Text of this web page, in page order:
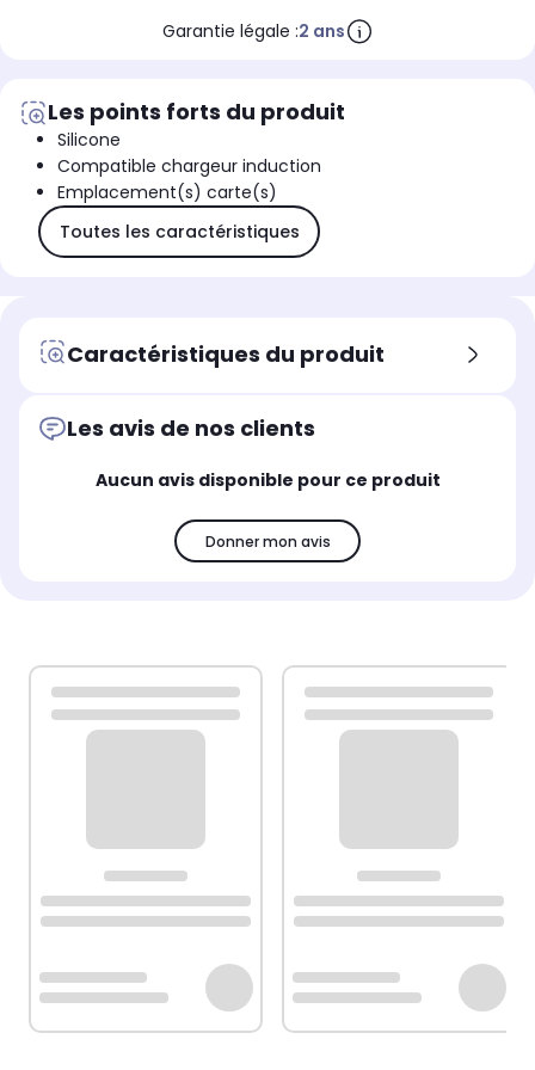
Garantie légale :2 ans
Les points forts du produit
Silicone
Compatible chargeur induction
Emplacement(s) carte(s)
Toutes les caractéristiques
Caractéristiques du produit
Les avis de nos clients
Aucun avis disponible pour ce produit
Donner mon avis